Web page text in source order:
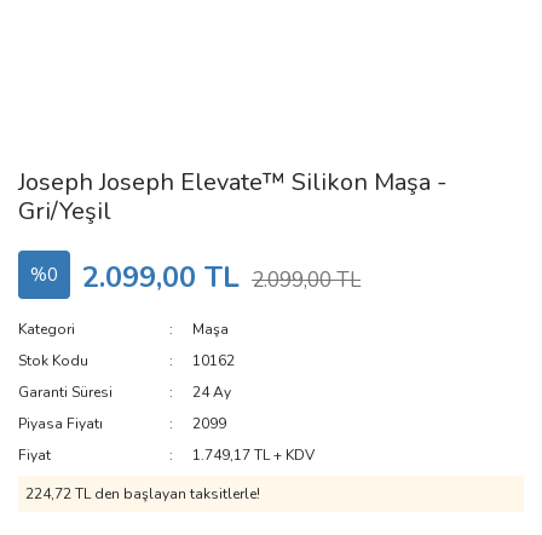
Joseph Joseph Elevate™ Silikon Maşa -
Gri/Yeşil
%0 2.099,00 TL 2.099,00 TL
Kategori
Maşa
Stok Kodu
10162
Garanti Süresi
24 Ay
Piyasa Fiyatı
2099
Fiyat
1.749,17 TL + KDV
224,72 TL den başlayan taksitlerle!